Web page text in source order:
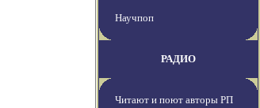
Научпоп
РАДИО
Читают и поют авторы РП